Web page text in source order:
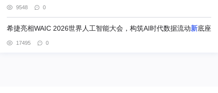
9548 0
希捷亮相WAIC 2026世界人工智能大会，构筑AI时代数据流动新底座
17495 0